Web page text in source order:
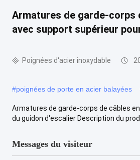
Armatures de garde-corps
avec support supérieur
Poignées d'acier inoxydable
#poignées de porte en acier balayées
Armatures de garde-corps de câbles
du guidon d'escalier Description du
Messages du visiteur